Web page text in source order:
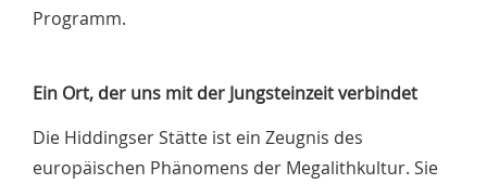
Programm.
Ein Ort, der uns mit der Jungsteinzeit verbindet
Die Hiddingser Stätte ist ein Zeugnis des
europäischen Phänomens der Megalithkultur. Sie